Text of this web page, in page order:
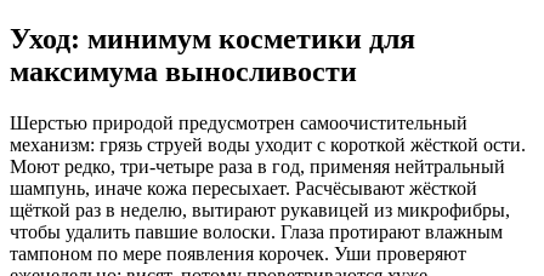
Уход: минимум косметики для
максимума выносливости
Шерстью природой предусмотрен самоочистительный
механизм: грязь струей воды уходит с короткой жёсткой ости.
Моют редко, три-четыре раза в год, применяя нейтральный
шампунь, иначе кожа пересыхает. Расчёсывают жёсткой
щёткой раз в неделю, вытирают рукавицей из микрофибры,
чтобы удалить павшие волоски. Глаза протирают влажным
тампоном по мере появления корочек. Уши проверяют